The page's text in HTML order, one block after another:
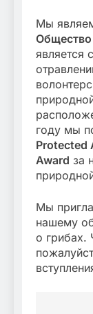
Мы
является
году мы
Protected
Award за
Мы
нашему
о грибах.